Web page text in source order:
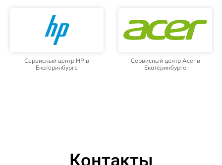
Сервисный центр HP в
Екатеринбурге
Сервисный центр Acer в
Екатеринбурге
Контакты